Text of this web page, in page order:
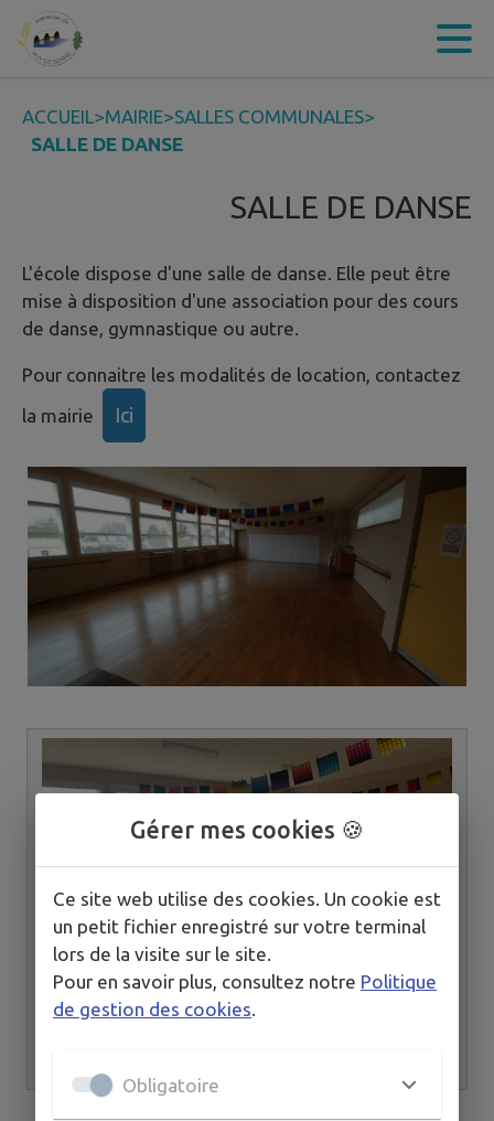
Contenu
ACCUEIL>MAIRIE>SALLES COMMUNALES>
SALLE DE DANSE
SALLE DE DANSE
L'école dispose d'une salle de danse. Elle peut être
mise à disposition d'une association pour des cours
de danse, gymnastique ou autre.
Pour connaitre les modalités de location, contactez
la mairie
Ici
Gérer mes cookies 🍪
Ce site web utilise des cookies. Un cookie est
un petit fichier enregistré sur votre terminal
lors de la visite sur le site.
Pour en savoir plus, consultez notre Politique
de gestion des cookies.
Obligatoire